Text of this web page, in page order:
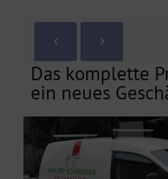
Das komplette
ein neues